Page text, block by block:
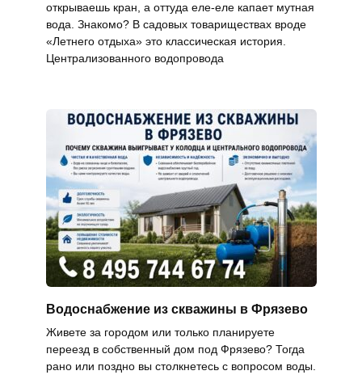
открываешь кран, а оттуда еле-еле капает мутная
вода. Знакомо? В садовых товариществах вроде
«Летнего отдыха» это классическая история.
Централизованного водопровода
Водоснабжение из скважины в Фрязево
Живете за городом или только планируете
переезд в собственный дом под Фрязево? Тогда
рано или поздно вы столкнетесь с вопросом воды.